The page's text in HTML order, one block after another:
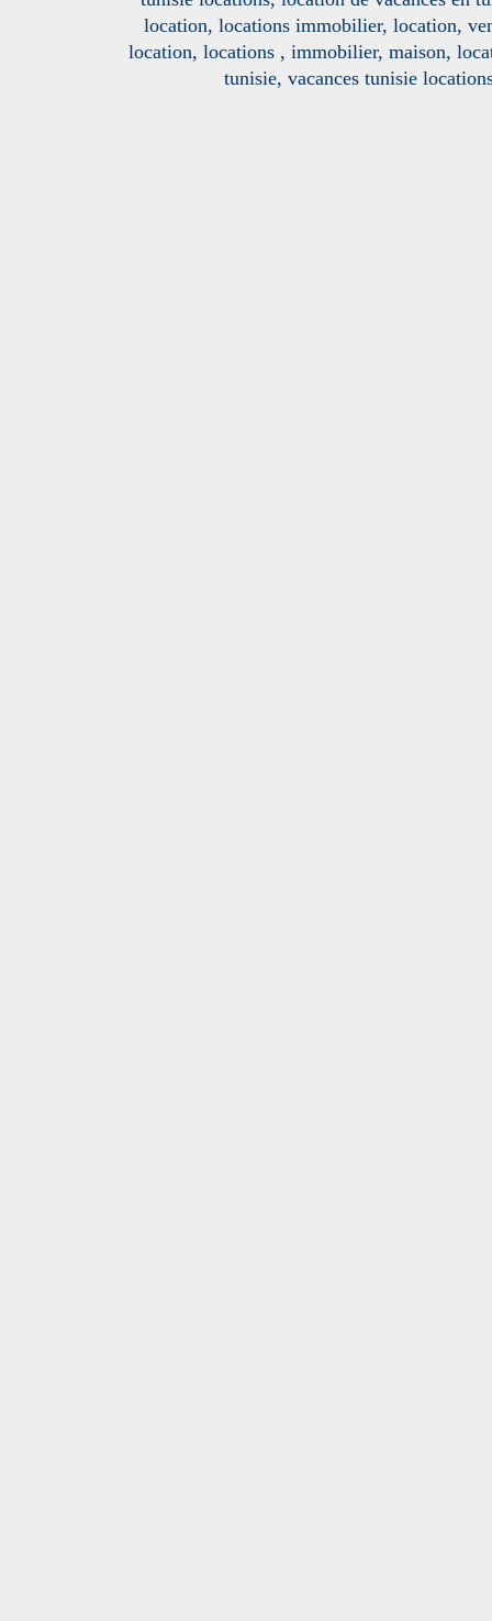
location, locations immobilier, location,
location, locations , immobilier, maison,
tunisie, vacances tunisie